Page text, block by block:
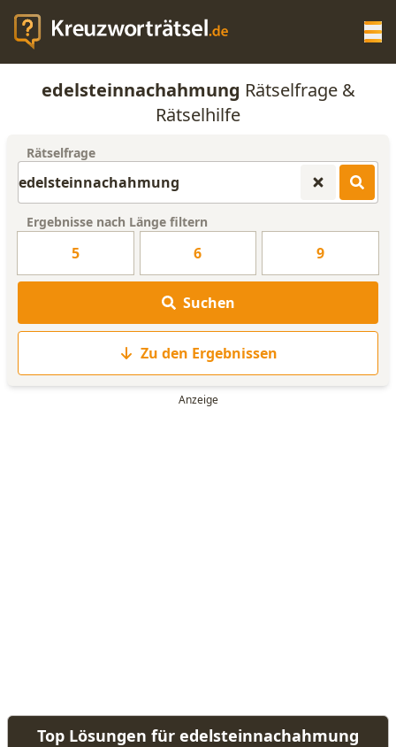
KREUZWORTRÄTSEL-HILFE
ANAGRAMM-GENERATOR
WORTLISTE
edelsteinnachahmung Rätselfrage &
Rätselhilfe
Rätselfrage
Ergebnisse nach Länge filtern
5 6 9
Suchen
Zu den Ergebnissen
Top Lösungen für edelsteinnachahmung